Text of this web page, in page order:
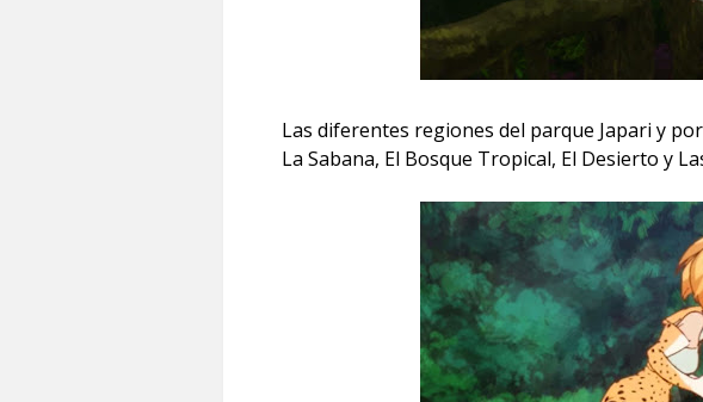
Las diferentes regiones del parque Japari y
La Sabana, El Bosque Tropical, El Desierto y